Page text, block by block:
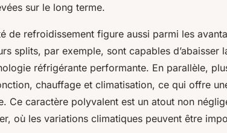
sur le long terme.
de refroidissement figure aussi parmi les
splits, par exemple, sont capables d’abaisser
réfrigérante performante. En parallèle,
chauffage et climatisation, ce qui offre
Ce caractère polyvalent est un atout non
où les variations climatiques peuvent être